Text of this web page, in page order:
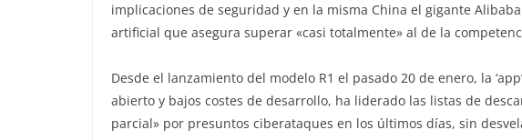
implicaciones de seguridad y en la misma China el gigante
artificial que asegura superar «casi totalmente» al de la
Desde el lanzamiento del modelo R1 el pasado 20 de enero, la
abierto y bajos costes de desarrollo, ha liderado las listas de
parcial» por presuntos ciberataques en los últimos días, sin